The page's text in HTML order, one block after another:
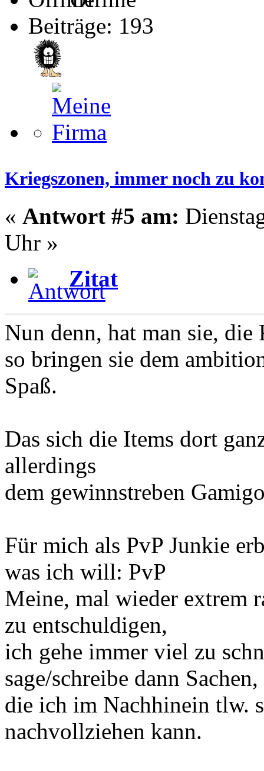
Beiträge: 193
Kriegszonen, immer noch zu
« Antwort #5 am:
Uhr »
Zitat
Nun denn, hat man sie,
so bringen sie dem
Spaß.
Das sich die Items dort
allerdings
dem gewinnstreben
Für mich als PvP Junkie
was ich will: PvP
Meine, mal wieder extrem
zu entschuldigen,
ich gehe immer viel zu
sage/schreibe dann Sachen,
die ich im Nachhinein tlw.
nachvollziehen kann.